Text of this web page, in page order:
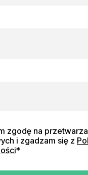
zgodę na
i zgadzam się z
*